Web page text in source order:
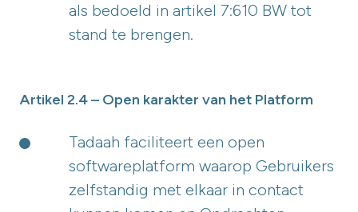
als bedoeld in artikel 7:610 BW tot
stand te brengen.
Artikel 2.4 – Open karakter van het Platform
Tadaah faciliteert een open
softwareplatform waarop Gebruikers
zelfstandig met elkaar in contact